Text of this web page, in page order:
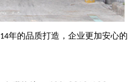
14年的品质打造，企业更加安心的